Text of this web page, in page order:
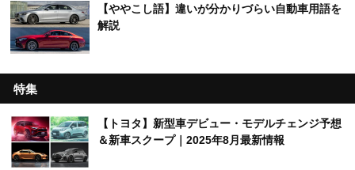
【ややこし語】違いが分かりづらい自動車用語を
解説
特集
【トヨタ】新型車デビュー・モデルチェンジ予想
＆新車スクープ｜2025年8月最新情報